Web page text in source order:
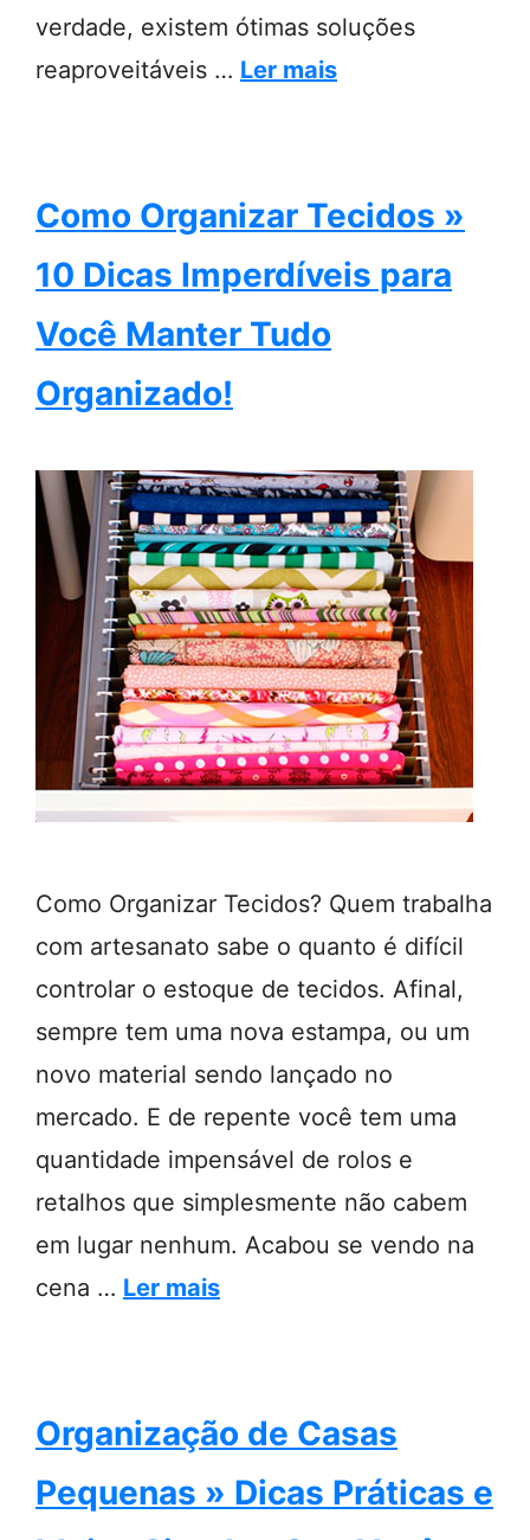
verdade, existem ótimas soluções
reaproveitáveis … Ler mais
Como Organizar Tecidos »
10 Dicas Imperdíveis para
Você Manter Tudo
Organizado!
Como Organizar Tecidos? Quem trabalha
com artesanato sabe o quanto é difícil
controlar o estoque de tecidos. Afinal,
sempre tem uma nova estampa, ou um
novo material sendo lançado no
mercado. E de repente você tem uma
quantidade impensável de rolos e
retalhos que simplesmente não cabem
em lugar nenhum. Acabou se vendo na
cena … Ler mais
Organização de Casas
Pequenas » Dicas Práticas e